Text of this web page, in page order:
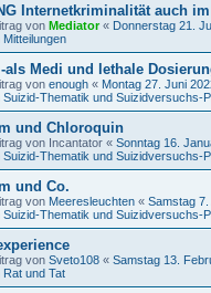
Internetkriminalität auch
von Mediator« Donnerstag 21.
Mitteilungen
Medi und lethale
von enough « Montag 27. Juni
Suizid-Thematik und Suizidversuchs-
und Chloroquin
von Incantator « Sonntag 16.
Suizid-Thematik und Suizidversuchs-
und Co.
von Meeresleuchten « Samstag
Suizid-Thematik und Suizidversuchs-
von Sveto108 « Samstag 13.
Rat und Tat